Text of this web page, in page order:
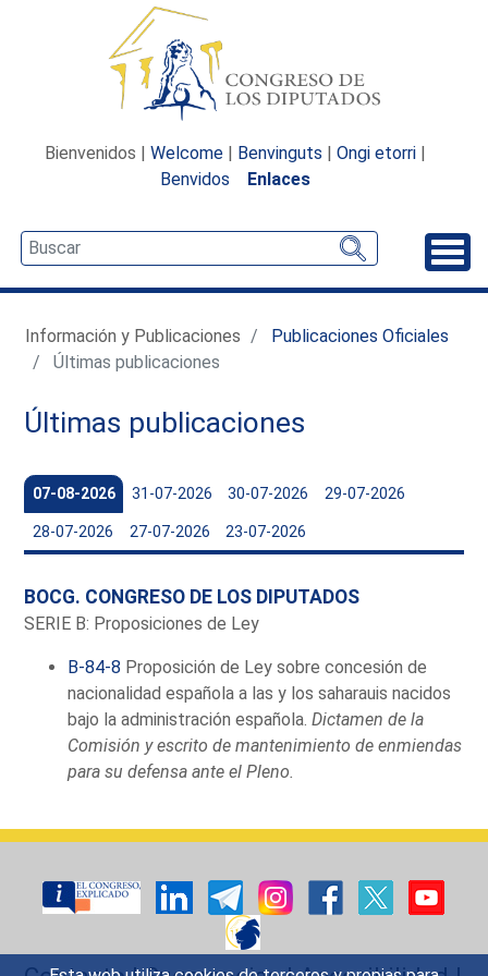
Bienvenidos | Welcome | Benvinguts | Ongi etorri |
Benvidos
Enlaces
Información y Publicaciones
Publicaciones Oficiales
Últimas publicaciones
Últimas publicaciones
07-08-2026 31-07-2026 30-07-2026 29-07-2026
28-07-2026 27-07-2026 23-07-2026
BOCG. CONGRESO DE LOS DIPUTADOS
SERIE B: Proposiciones de Ley
B-84-8 Proposición de Ley sobre concesión de
nacionalidad española a las y los saharauis nacidos
bajo la administración española. Dictamen de la
Comisión y escrito de mantenimiento de enmiendas
para su defensa ante el Pleno.